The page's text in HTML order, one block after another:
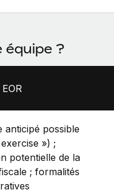
?
anticipé possible
») ;
potentielle de la
; formalités